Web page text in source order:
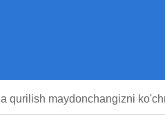
qurilish maydonchangizni